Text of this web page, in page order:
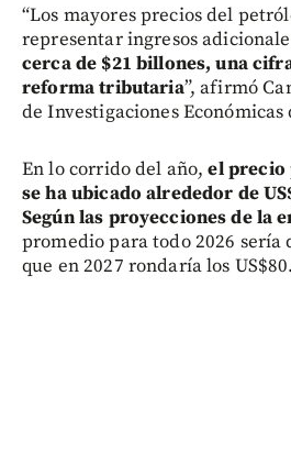
“Los mayores precios del
representar ingresos
cerca de $21 billones, una
reforma tributaria”, afirmó
de Investigaciones Económicas
En lo corrido del año, el precio
se ha ubicado alrededor de
Según las proyecciones de la
promedio para todo 2026 sería
que en 2027 rondaría los US$80.